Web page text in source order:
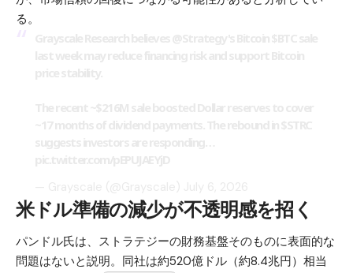
る。
米ドル準備の減少が不透明感を招く
パンドル氏は、ストラテジーの財務基盤そのものに表面的な
問題はないと説明。同社は約520億ドル（約8.4兆円）相当